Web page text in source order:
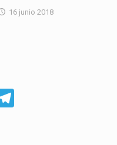
16 junio 2018